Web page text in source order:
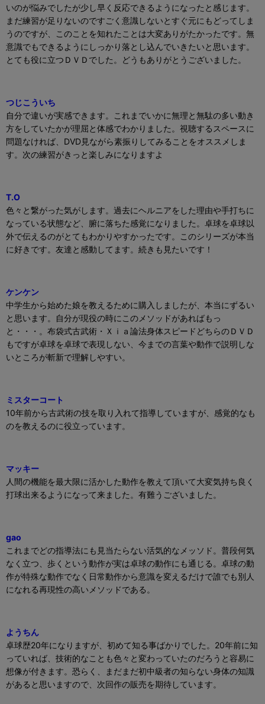
いのが悩みでしたが少し早く反応できるようになったと感じます。
まだ練習が足りないのですごく意識しないとすぐ元にもどってしま
うのですが、このことを知れたことは大変ありがたかったです。無
意識でもできるようにしっかり落とし込んでいきたいと思います。
とても役に立つＤＶＤでした。どうもありがとうございました。
つじこういち
自分で違いが実感できます。これまでいかに無理と無駄の多い動き
方をしていたかが理屈と体感でわかりました。視聴するスペースに
問題なければ、 DVD見ながら素振りしてみることをオススメしま
す。次の練習がきっと楽しみになりますよ
T.O
色々と繋がった気がします。過去にヘルニアをした理由や手打ちに
なっている状態など、腑に落ちた感覚になりました。卓球を卓球以
外で伝えるのがとてもわかりやすかったです。このシリーズが本当
に好きです。友達と感動してます。続きも見たいです！
ケンケン
中学生から始めた娘を教えるために購入しましたが、本当にずるい
と思います。自分が現役の時にこのメソッドがあればもっ
と・・・。布袋式古武術・Ｘｉａ論法身体スピードどちらのＤＶＤ
もですが卓球を卓球で表現しない、今までの言葉や動作で説明しな
いところが斬新で理解しやすい。
ミスターコート
10年前から古武術の技を取り入れて指導していますが、感覚的なも
のを教えるのに役立っています。
マッキー
人間の機能を最大限に活かした動作を教えて頂いて大変気持ち良く
打球出来るようになって来ました。有難うございました。
gao
これまでどの指導法にも見当たらない活気的なメッソド。普段何気
なく立つ、歩くという動作が実は卓球の動作にも通じる。卓球の動
作が特殊な動作でなく日常動作から意識を変えるだけで誰でも別人
になれる再現性の高いメソッドである。
ようちん
卓球歴20年になりますが、初めて知る事ばかりでした。 20年前に知
っていれば、技術的なことも色々と変わっていたのだろうと容易に
想像が付きます。恐らく、まだまだ初中級者の知らない身体の知識
があると思いますので、次回作の販売を期待しています。